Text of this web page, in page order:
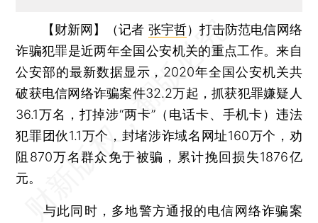
【财新网】（记者 张宇哲） 打击防范电信网络
诈骗犯罪是近两年全国公安机关的重点工作。来自
公安部的最新数据显示，2020年全国公安机关共
破获电信网络诈骗案件32.2万起，抓获犯罪嫌疑人
36.1万名，打掉涉“两卡”（电话卡、手机卡）违法
犯罪团伙1.1万个，封堵涉诈域名网址160万个，劝
阻870万名群众免于被骗，累计挽回损失1876亿
元。
与此同时，多地警方通报的电信网络诈骗案